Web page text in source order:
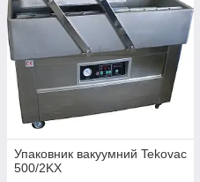
Упаковник вакуумний Tekovac
500/2KX